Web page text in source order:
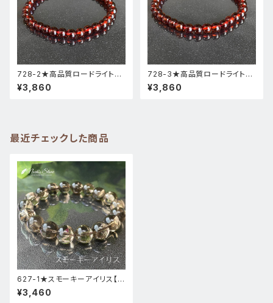
728-2★高品質ロードライトガ
ーネット★天然石ブレスレットパ
ワーストーン新品
¥3,860
728-3★高品質ロードライトガ
ーネット★天然石ブレスレットパ
ワーストーン新品
¥3,860
最近チェックした商品
627-1★スモーキーアイリス【高
品質・虹入り】天然石パワースト
ーンブレスレット
¥3,460